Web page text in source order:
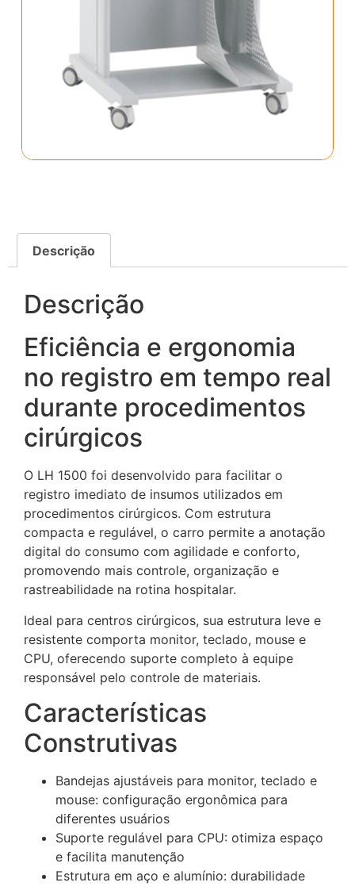
Descrição
Descrição
Eficiência e ergonomia
no registro em tempo real
durante procedimentos
cirúrgicos
O LH 1500 foi desenvolvido para facilitar o
registro imediato de insumos utilizados em
procedimentos cirúrgicos. Com estrutura
compacta e regulável, o carro permite a anotação
digital do consumo com agilidade e conforto,
promovendo mais controle, organização e
rastreabilidade na rotina hospitalar.
Ideal para centros cirúrgicos, sua estrutura leve e
resistente comporta monitor, teclado, mouse e
CPU, oferecendo suporte completo à equipe
responsável pelo controle de materiais.
Características
Construtivas
Bandejas ajustáveis para monitor, teclado e
mouse: configuração ergonômica para
diferentes usuários
Suporte regulável para CPU: otimiza espaço
e facilita manutenção
Estrutura em aço e alumínio: durabilidade